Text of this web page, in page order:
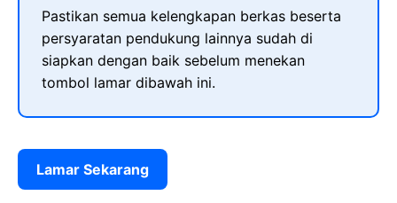
Pastikan semua kelengkapan berkas beserta
persyaratan pendukung lainnya sudah di
siapkan dengan baik sebelum menekan
tombol lamar dibawah ini.
Lamar Sekarang